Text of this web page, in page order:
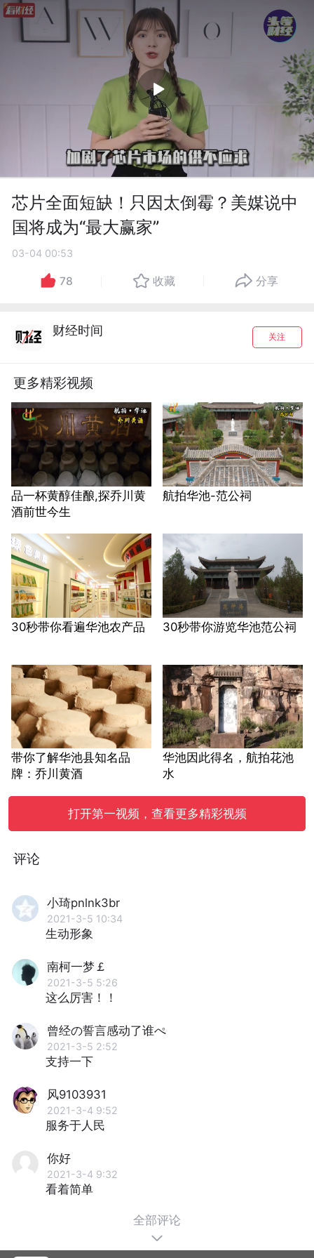
芯片全面短缺！只因太倒霉？美媒说中
国将成为“最大赢家”
03-04 00:53
78 收藏 分享
财经时间 关注
更多精彩视频
品一杯黄醇佳酿,探乔川黄
酒前世今生
航拍华池-范公祠
30秒带你看遍华池农产品 30秒带你游览华池范公祠
带你了解华池县知名品
牌：乔川黄酒
华池因此得名，航拍花池
水
打开第一视频，查看更多精彩视频
评论
小琦pnlnk3br
2021-3-5 10:34
生动形象
南柯一梦￡
2021-3-5 5:26
这么厉害！！
曾经の誓言感动了谁ぺ
2021-3-5 2:52
支持一下
风9103931
2021-3-4 9:52
服务于人民
你好
2021-3-4 9:32
看着简单
全部评论